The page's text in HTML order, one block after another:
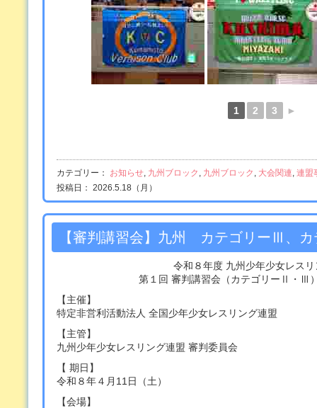
1 2 3 ►
カテゴリー： お知らせ, 九州ブロック , 九州ブロック , 大会関連, 連盟
投稿日： 2026.5.18（月）
【審判講習会】九州 カテゴリーⅢ、
令和８年度 九州少年少⼥レス
第１回 審判講習会（カテゴリーⅡ・Ⅲ
【主催】
特定非営利活動法人 全国少年少女レスリング連盟
【主管】
九州少年少女レスリング連盟 審判委員会
【 期日】
令和８年４月11日（土）
【会場】